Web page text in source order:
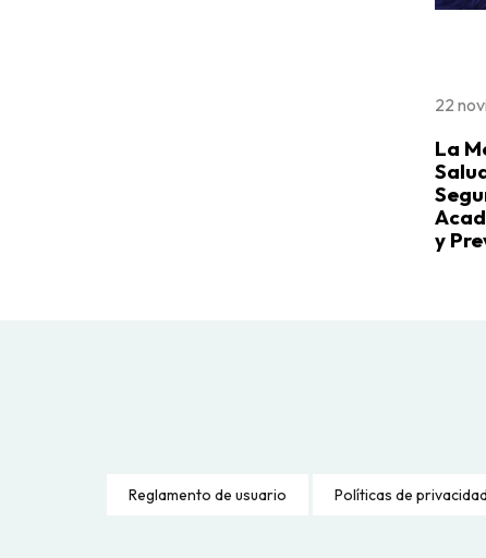
22
La
y
Reglamento de usuario Políticas de